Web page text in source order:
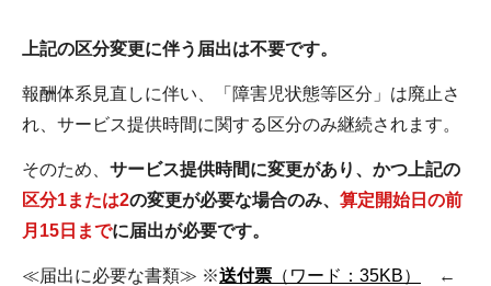
上記の区分変更に伴う届出は不要です。
報酬体系見直しに伴い、「障害児状態等区分」は廃止さ
れ、サービス提供時間に関する区分のみ継続されます。
そのため、 サービス提供時間に変更があり、 かつ上記の
区分1または2の変更が必要な場合のみ、 算定開始日の前
月15日までに届出が必要です。
≪届出に必要な書類≫ ※送付票 （ワード：35KB）
←